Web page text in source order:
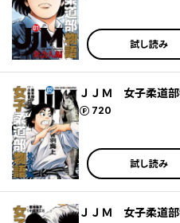
試し読み
ＪＪＭ 女子柔道
720
ポイント
試し読み
ＪＪＭ 女子柔道部